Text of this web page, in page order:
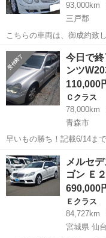
93,000km
三戸郡
こちらの車両は、御成約致
ー 色、パールホワイト 平
オーナー 冬タイヤ、夏タイ
と...
青森 三戸郡 Ｅクラ
今日で
ンツ
110,000
Ｃクラス
78,000km
青森市
早いもの勝ち！記載6/14ま
ゴン リサイクル預託金込み 4月まで乗っていましたが、諸事情で別の
車を購入してしまい、駐車
ことになりまし...
青森 青森市 Ｃクラ
メルセ
ゴン Ｅ
690,000
Ｅクラス
84,727km
宮城県 仙